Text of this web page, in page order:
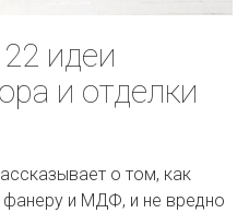
идеи
и отделки
о том, как
и МДФ, и не вредно